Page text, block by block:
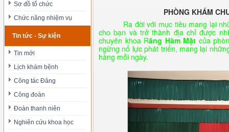
Sơ đồ tổ chức
Chức năng nhiệm vụ
Tin tức - Sự kiện
Tin mới
Lịch khám bệnh
Công tác Đảng
Công đoàn
Đoàn thanh niên
Nghiên cứu khoa học
PHÒNG KHÁM
Ra đời với mục tiêu mang lại
cho bạn và trở thành địa chỉ được
chuyên khoa Răng Hàm Mặt của
ngừng nổ lực phát triển, mang lại
hàng mỗi ngày.